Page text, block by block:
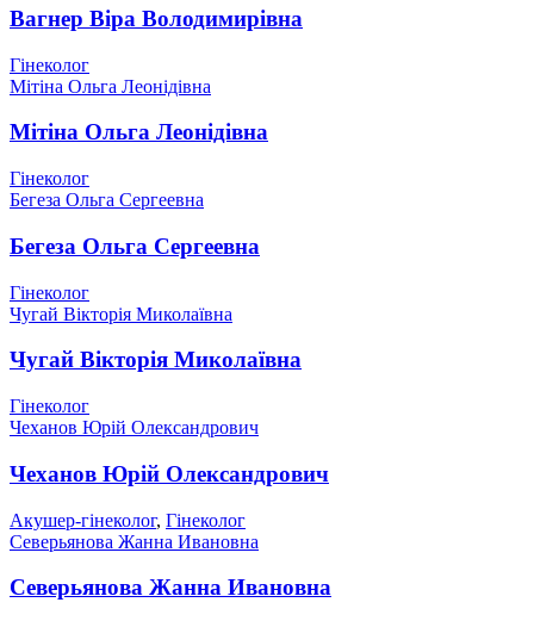
Вагнер Віра Володимирівна
Гінеколог
Мітіна Ольга Леонідівна
Мітіна Ольга Леонідівна
Гінеколог
Бегеза Ольга Сергеевна
Бегеза Ольга Сергеевна
Гінеколог
Чугай Вікторія Миколаївна
Чугай Вікторія Миколаївна
Гінеколог
Чеханов Юрій Олександрович
Чеханов Юрій Олександрович
Акушер-гінеколог, Гінеколог
Северьянова Жанна Ивановна
Северьянова Жанна Ивановна